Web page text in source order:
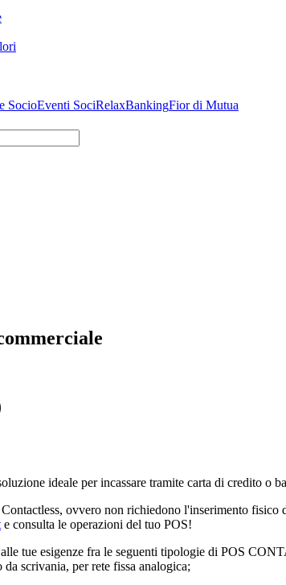
SocioEventi SociRelaxBankingFior di Mutua
ideale per incassare tramite carta di credito o
ovvero non richiedono l'inserimento fisico
e consulta le operazioni del tuo POS!
tue esigenze fra le seguenti tipologie di POS
scrivania, per rete fissa analogica;